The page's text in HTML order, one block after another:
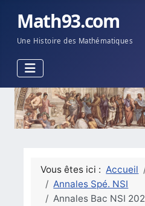
Math93.com
Une Histoire des Mathématiques
Vous êtes ici : Accueil
Annales Spé. NSI
Annales Bac NSI